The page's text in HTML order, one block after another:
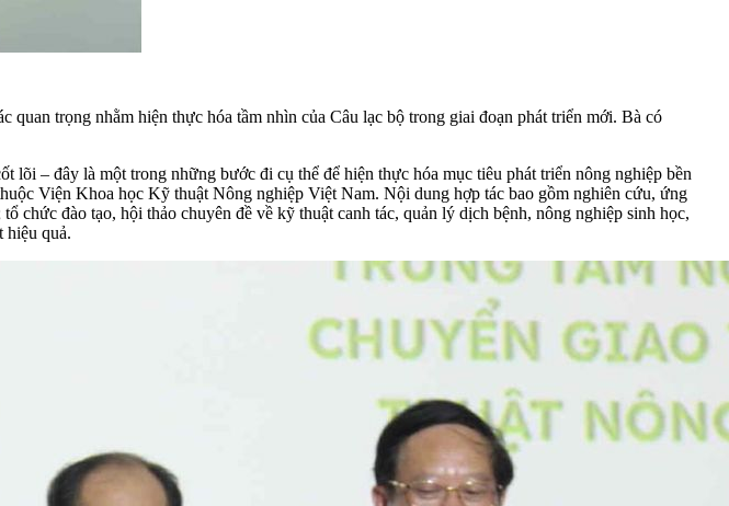
trọng nhằm hiện thực hóa tầm nhìn của Câu lạc bộ trong giai đoạn phát triển mới. Bà có
– đây là một trong những bước đi cụ thể để hiện thực hóa mục tiêu phát triển nông nghiệp bền
Viện Khoa học Kỹ thuật Nông nghiệp Việt Nam. Nội dung hợp tác bao gồm nghiên cứu, ứng
chức đào tạo, hội thảo chuyên đề về kỹ thuật canh tác, quản lý dịch bệnh, nông nghiệp sinh học,
hiệu quả.